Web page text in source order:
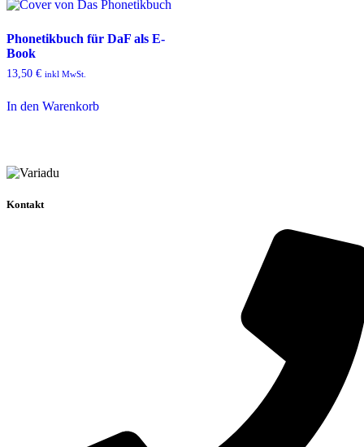
Phonetikbuch für DaF als E-
Book
13,50 € inkl MwSt.
In den Warenkorb
Kontakt